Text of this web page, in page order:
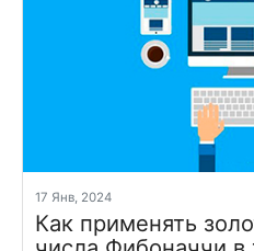
17 Янв, 2024
Как применять